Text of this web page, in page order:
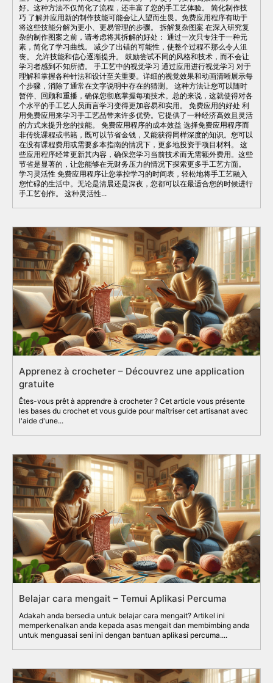
好。这种方法不仅简化了流程，还丰富了您的手工艺体验。 简化制作技
巧 了解并应用新的制作技能可能会让人望而生畏。免费应用程序有助于
将这些技能分解为更小、更易管理的步骤。 拆解复杂图案 在深入研究复
杂的制作图案之前，请考虑将其拆解的好处： 通过一次只专注于一种元
素，简化了学习曲线。 减少了出错的可能性，使整个过程不那么令人沮
丧。 允许技能和信心逐渐提升。 鼓励尝试不同的风格和技术，而不会让
学习者感到不知所措。 手工艺中的视觉学习 通过应用进行视觉学习 对于
理解和掌握各种针法和设计至关重要。详细的视觉效果和动画清晰展示每
个步骤，消除了通常在文字说明中存在的猜测。 这种方法让您可以随时
暂停、回顾和重播，确保您彻底掌握每项技术。总的来说，这就使得对各
个水平的手工艺人员而言学习变得更加容易和实用。 免费应用的好处 利
用免费应用来学习手工艺品带来许多优势。它提供了一种经济高效且灵活
的方式来提升您的技能。 免费应用程序的成本效益 选择免费应用程序而
非传统课程或书籍，既可以节省金钱，又能获得同样深度的知识。您可以
在没有课程费用或需要多本指南的情况下，更多地投资于项目材料。 这
些应用程序经常更新其内容，确保您学习当前技术而无需额外费用。这些
节省是显著的，让您能够在无财务压力的情况下探索更多手工艺方面。
学习灵活性 免费应用程序让您掌控学习的时间表，轻松地将手工艺融入
您忙碌的生活中。无论是清晨还是深夜，您都可以在最适合您的时候进行
手工艺创作。 这种灵活性...
Apprenez à crocheter – Découvrez une application
gratuite
Êtes-vous prêt à apprendre à crocheter ? Cet article vous présente
les bases du crochet et vous guide pour maîtriser cet artisanat avec
l'aide d'une...
Belajar cara mengait – Temui Aplikasi Percuma
Adakah anda bersedia untuk belajar cara mengait? Artikel ini
memperkenalkan anda kepada asas mengait dan membimbing anda
untuk menguasai seni ini dengan bantuan aplikasi percuma....